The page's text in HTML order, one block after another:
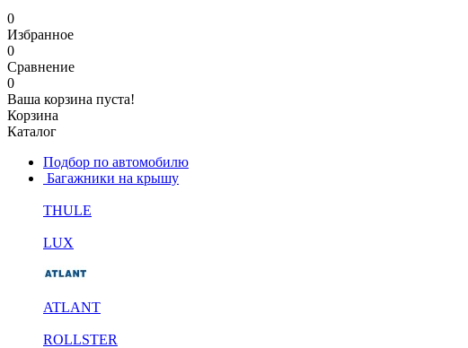
0
Избранное
0
Сравнение
0
Ваша корзина пуста!
Корзина
Каталог
Подбор по автомобилю
Багажники на крышу
THULE
LUX
ATLANT
ROLLSTER